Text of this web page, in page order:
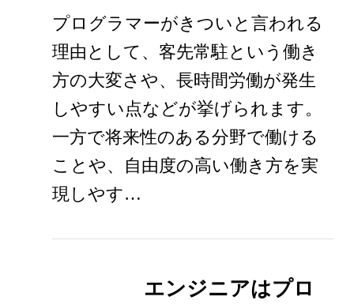
プログラマーがきついと言われる
理由として、客先常駐という働き
方の大変さや、長時間労働が発生
しやすい点などが挙げられます。
一方で将来性のある分野で働ける
ことや、自由度の高い働き方を実
現しやす…
エンジニアはプロ